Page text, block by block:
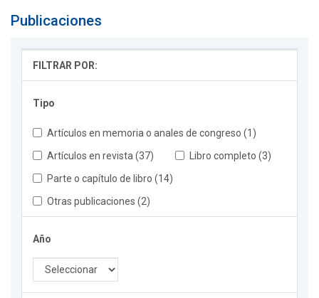
Publicaciones
FILTRAR POR:
Tipo
Artículos en memoria o anales de congreso (1)
Artículos en revista (37)
Libro completo (3)
Parte o capítulo de libro (14)
Otras publicaciones (2)
Año